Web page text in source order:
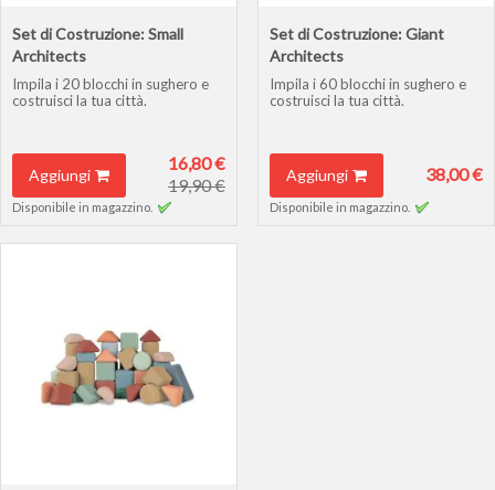
Set di Costruzione: Small
Architects
Impila i 20 blocchi in sughero e
costruisci la tua città.
Aggiungi
16,80 €
19,90 €
Disponibile in magazzino.
Set di Costruzione: Giant
Architects
Impila i 60 blocchi in sughero e
costruisci la tua città.
Aggiungi 38,00 €
Disponibile in magazzino.